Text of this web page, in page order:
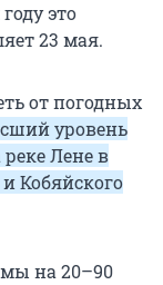
это
23 мая.
от погодных
уровень
Лене в
Кобяйского
на 20–90